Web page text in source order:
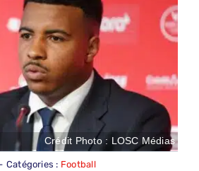
Crédit Photo : LOSC Médias
- Catégories : Football